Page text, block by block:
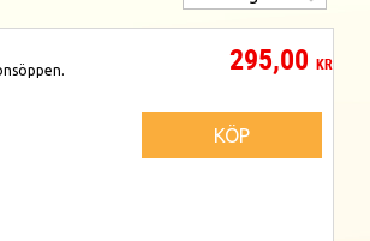
295,00 KR
KÖP